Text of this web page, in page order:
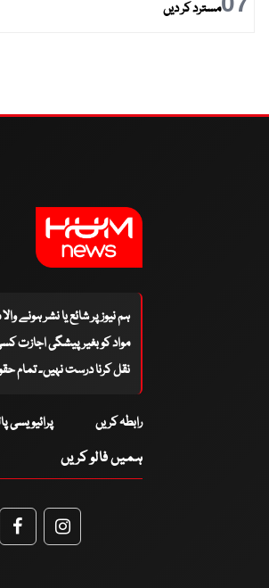
مسترد کر دیں
ہم نیوز پر شائع یا نشر ہونے
مواد کو بغیر پیشگی اجازت
نقل کرنا درست نہیں۔ تمام
رابطہ کریں پرائیویسی
ہمیں فالو کریں
FacebookFacebook